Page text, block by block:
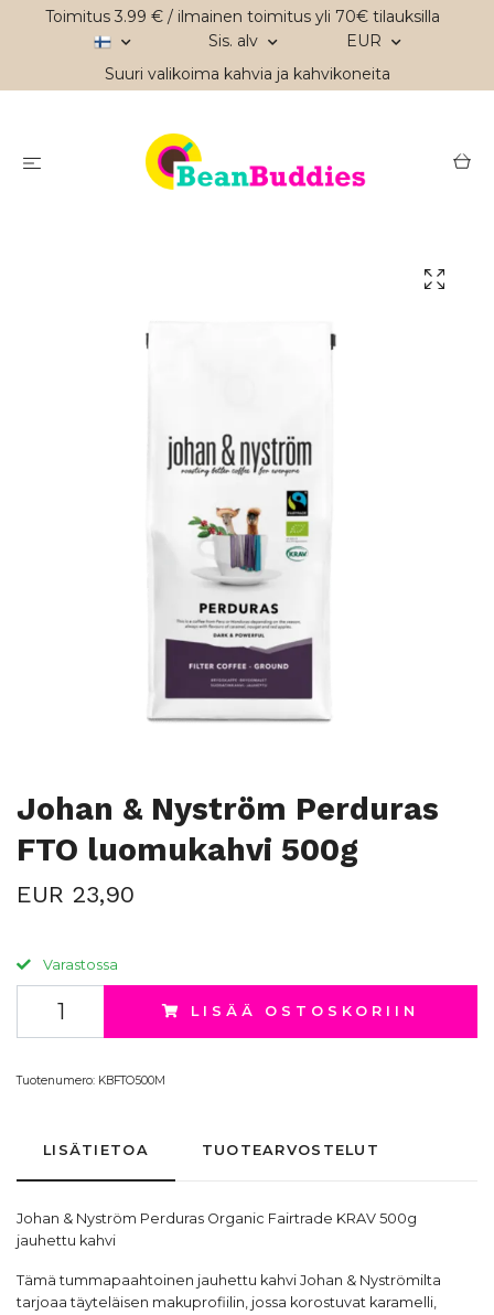
Toimitus 3.99 € / ilmainen toimitus yli 70€ tilauksilla
Sis. alv
EUR
Suuri valikoima kahvia ja kahvikoneita
Johan & Nyström Perduras
FTO luomukahvi 500g
EUR 23,90
Varastossa
LISÄÄ OSTOSKORIIN
Tuotenumero: KBFTO500M
LISÄTIETOA TUOTEARVOSTELUT
Johan & Nyström Perduras Organic Fairtrade KRAV 500g
jauhettu kahvi
Tämä tummapaahtoinen jauhettu kahvi Johan & Nyströmilta
tarjoaa täyteläisen makuprofiilin, jossa korostuvat karamelli,